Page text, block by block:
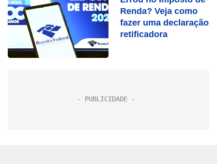
Renda? Veja como
fazer uma declaração
retificadora